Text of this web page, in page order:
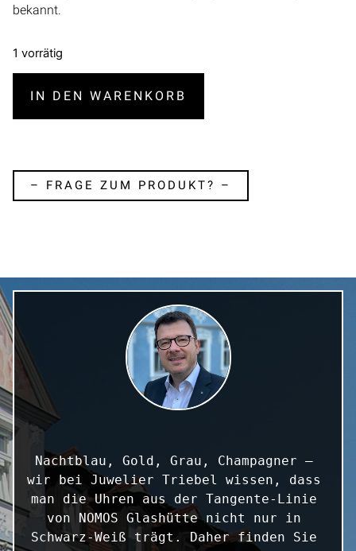
bekannt.
1 vorrätig
IN DEN WARENKORB
– FRAGE ZUM PRODUKT? –
Nachtblau, Gold, Grau, Champagner –
wir bei Juwelier Triebel wissen, dass
man die Uhren aus der Tangente-Linie
von NOMOS Glashütte nicht nur in
Schwarz-Weiß trägt. Daher finden Sie